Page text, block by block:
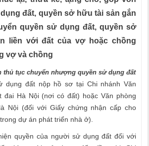
đất, quyền sở hữu tài sản gắn
quyền sử dụng đất, quyền sở
liền với đất của vợ hoặc chồng
vợ và chồng
thủ tục chuyển nhượng quyền sử dụng đất
dụng đất nộp hồ sơ tại Chi nhánh Văn
đai Hà Nội (nơi có đất) hoặc Văn phòng
Nội (đối với Giấy chứng nhận cấp cho
dự án phát triển nhà ở).
quyền của người sử dụng đất đối với